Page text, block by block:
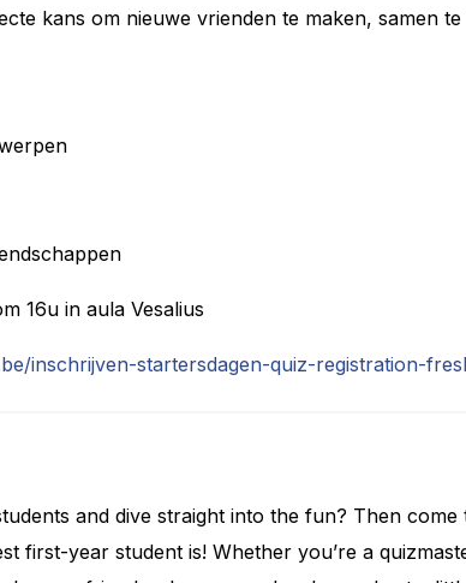
kans om nieuwe vrienden te maken, samen
16u in aula Vesalius
inschrijven-startersdagen-quiz-registration-
and dive straight into the fun? Then
first-year student is! Whether you’re a